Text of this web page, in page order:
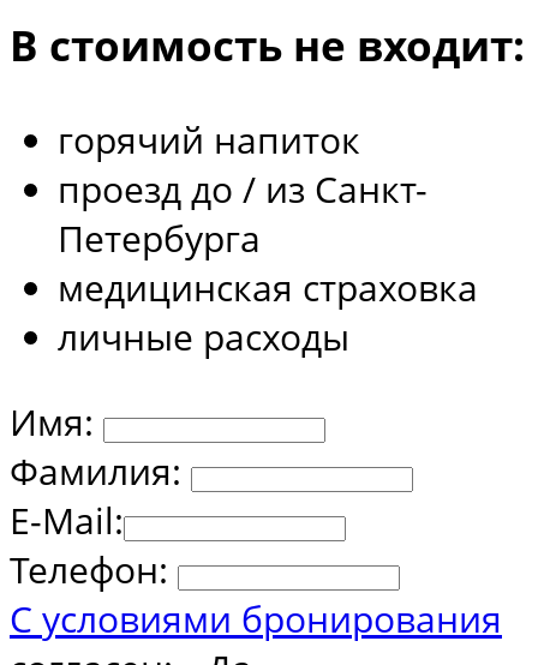
В стоимость не входит:
горячий напиток
проезд до / из Санкт-
Петербурга
медицинская страховка
личные расходы
Имя:
Фамилия:
E-Mail:
Телефон:
С условиями бронирования